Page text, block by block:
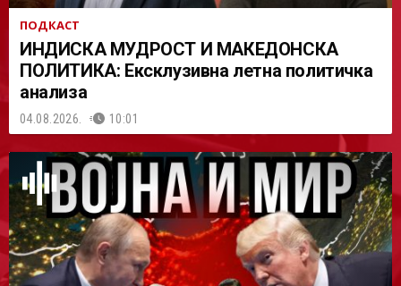
ПОДКАСТ
ИНДИСКА МУДРОСТ И МАКЕДОНСКА
ПОЛИТИКА: Ексклузивна летна политичка
анализа
04.08.2026. 10:01